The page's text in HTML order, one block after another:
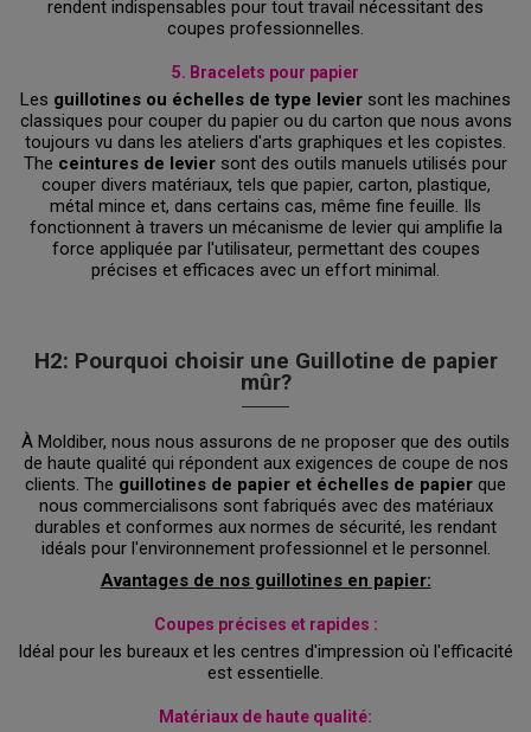
rendent indispensables pour tout travail nécessitant des
coupes professionnelles.
5. Bracelets pour papier
Les guillotines ou échelles de type levier sont les machines
classiques pour couper du papier ou du carton que nous avons
toujours vu dans les ateliers d'arts graphiques et les copistes.
The ceintures de levier sont des outils manuels utilisés pour
couper divers matériaux, tels que papier, carton, plastique,
métal mince et, dans certains cas, même fine feuille. Ils
fonctionnent à travers un mécanisme de levier qui amplifie la
force appliquée par l'utilisateur, permettant des coupes
précises et efficaces avec un effort minimal.
H2: Pourquoi choisir une Guillotine de papier
mûr?
À Moldiber, nous nous assurons de ne proposer que des outils
de haute qualité qui répondent aux exigences de coupe de nos
clients. The guillotines de papier et échelles de papier que
nous commercialisons sont fabriqués avec des matériaux
durables et conformes aux normes de sécurité, les rendant
idéals pour l'environnement professionnel et le personnel.
Avantages de nos guillotines en papier:
Coupes précises et rapides :
Idéal pour les bureaux et les centres d'impression où l'efficacité
est essentielle.
Matériaux de haute qualité: